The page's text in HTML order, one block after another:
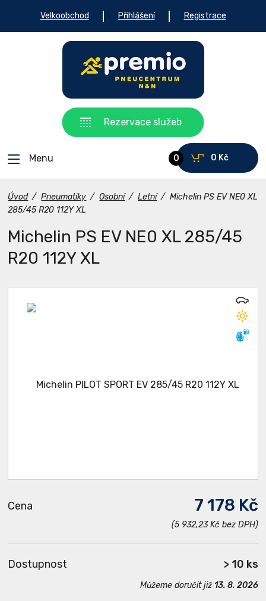
Velkoobchod Přihlášení Registrace
0 0 Kč
Menu
Rezervace služeb
Úvod / Pneumatiky / Osobní / Letní / Michelin PS EV NE0 XL
285/45 R20 112Y XL
Michelin PS EV NE0 XL 285/45
R20 112Y XL
Cena 7 178 Kč
(5 932,23 Kč bez DPH)
Dostupnost > 10 ks
Můžeme doručit již 13. 8. 2026